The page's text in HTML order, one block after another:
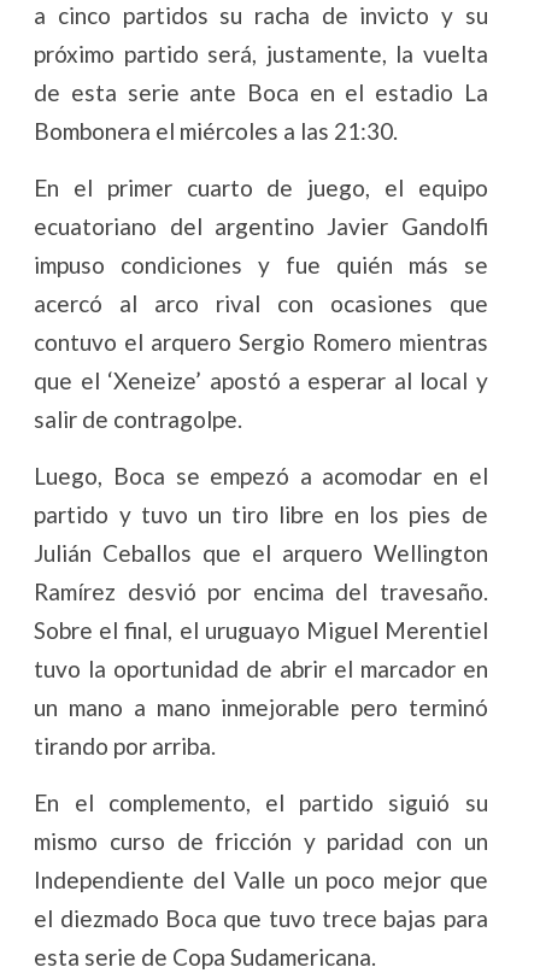
a cinco partidos su racha de invicto y su
próximo partido será, justamente, la vuelta
de esta serie ante Boca en el estadio La
Bombonera el miércoles a las 21:30.
En el primer cuarto de juego, el equipo
ecuatoriano del argentino Javier Gandolfi
impuso condiciones y fue quién más se
acercó al arco rival con ocasiones que
contuvo el arquero Sergio Romero mientras
que el ‘Xeneize’ apostó a esperar al local y
salir de contragolpe.
Luego, Boca se empezó a acomodar en el
partido y tuvo un tiro libre en los pies de
Julián Ceballos que el arquero Wellington
Ramírez desvió por encima del travesaño.
Sobre el final, el uruguayo Miguel Merentiel
tuvo la oportunidad de abrir el marcador en
un mano a mano inmejorable pero terminó
tirando por arriba.
En el complemento, el partido siguió su
mismo curso de fricción y paridad con un
Independiente del Valle un poco mejor que
el diezmado Boca que tuvo trece bajas para
esta serie de Copa Sudamericana.